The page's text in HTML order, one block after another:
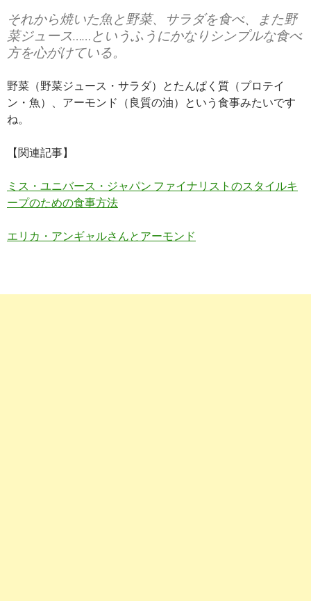
それから焼いた魚と野菜、サラダを食べ、また野
菜ジュース……というふうにかなりシンプルな食べ
方を心がけている。
野菜（野菜ジュース・サラダ）とたんぱく質（プロテイ
ン・魚）、アーモンド（良質の油）という食事みたいです
ね。
【関連記事】
ミス・ユニバース・ジャパン ファイナリストのスタイルキ
ープのための食事方法
エリカ・アンギャルさんとアーモンド